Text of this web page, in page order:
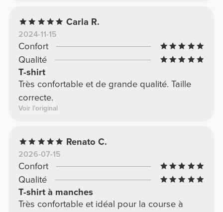
Carla R.
2024-11-15
Confort
Qualité
T-shirt
Très confortable et de grande qualité. Taille
correcte.
Voir l'original
Renato C.
2026-07-15
Confort
Qualité
T-shirt à manches
Très confortable et idéal pour la course à